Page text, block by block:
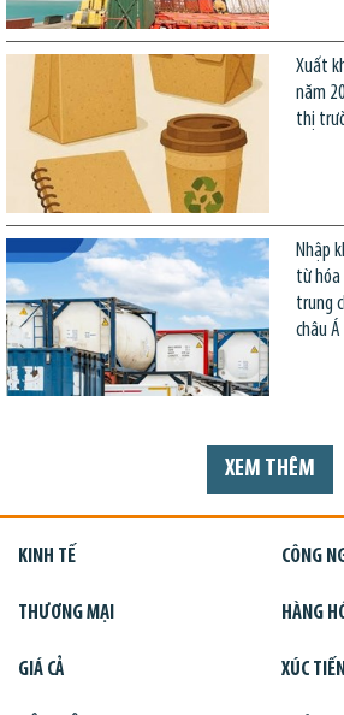
Xuất
năm
thị
Nhập
từ hóa
trung
châu Á
XEM THÊM
KINH TẾ CÔNG
THƯƠNG MẠI HÀNG
GIÁ CẢ XÚC